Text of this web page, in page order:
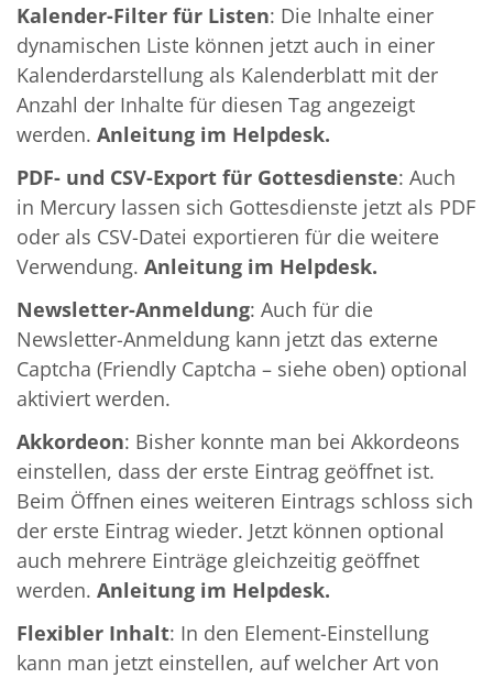
Kalender-Filter für Listen: Die Inhalte einer
dynamischen Liste können jetzt auch in einer
Kalenderdarstellung als Kalenderblatt mit der
Anzahl der Inhalte für diesen Tag angezeigt
werden. Anleitung im Helpdesk.
PDF- und CSV-Export für Gottesdienste: Auch
in Mercury lassen sich Gottesdienste jetzt als PDF
oder als CSV-Datei exportieren für die weitere
Verwendung. Anleitung im Helpdesk.
Newsletter-Anmeldung: Auch für die
Newsletter-Anmeldung kann jetzt das externe
Captcha (Friendly Captcha – siehe oben) optional
aktiviert werden.
Akkordeon: Bisher konnte man bei Akkordeons
einstellen, dass der erste Eintrag geöffnet ist.
Beim Öffnen eines weiteren Eintrags schloss sich
der erste Eintrag wieder. Jetzt können optional
auch mehrere Einträge gleichzeitig geöffnet
werden. Anleitung im Helpdesk.
Flexibler Inhalt: In den Element-Einstellung
kann man jetzt einstellen, auf welcher Art von